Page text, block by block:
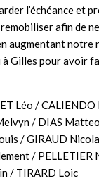
l’échéance et
afin de
augmentant notre
à Gilles pour avoir
Léo / CALIENDO
/ DIAS
/ GIRAUD
/ PELLETIER
/ TIRARD Loic